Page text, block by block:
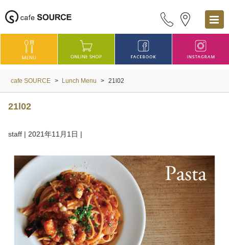
cafe SOURCE > Lunch Menu > 21l02
21l02
staff | 2021年11月1日 |